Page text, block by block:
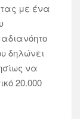
με ένα
δηλώνει
να
20.000